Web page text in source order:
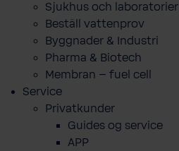
Sjukhus och laboratorier
Beställ vattenprov
Byggnader & Industri
Pharma & Biotech
Membran – fuel cell
Service
Privatkunder
Guides og service
APP